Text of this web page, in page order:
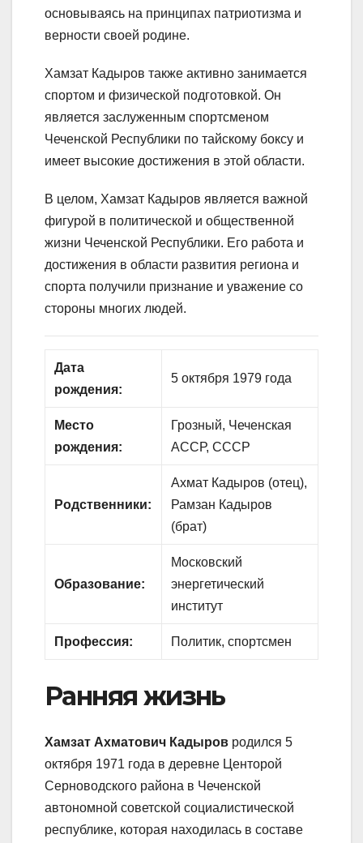
основываясь на принципах патриотизма и
верности своей родине.
Хамзат Кадыров также активно занимается
спортом и физической подготовкой. Он
является заслуженным спортсменом
Чеченской Республики по тайскому боксу и
имеет высокие достижения в этой области.
В целом, Хамзат Кадыров является важной
фигурой в политической и общественной
жизни Чеченской Республики. Его работа и
достижения в области развития региона и
спорта получили признание и уважение со
стороны многих людей.
Дата
рождения:
5 октября 1979 года
Место
рождения:
Грозный, Чеченская
АССР, СССР
Родственники:
Ахмат Кадыров (отец),
Рамзан Кадыров
(брат)
Образование:
Московский
энергетический
институт
Профессия: Политик, спортсмен
Ранняя жизнь
Хамзат Ахматович Кадыров родился 5
октября 1971 года в деревне Центорой
Серноводского района в Чеченской
автономной советской социалистической
республике, которая находилась в составе